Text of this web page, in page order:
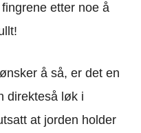
etter noe å
å så, er det en
direkteså løk i
at jorden holder